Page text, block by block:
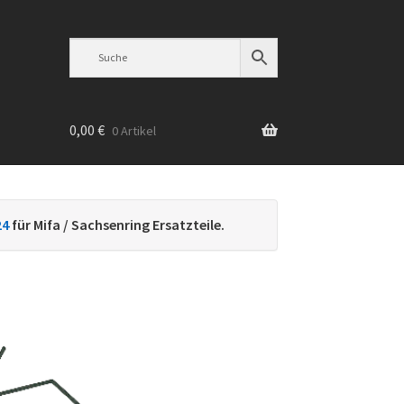
0,00 € 0 Artikel
für Mifa / Sachsenring Ersatzteile.